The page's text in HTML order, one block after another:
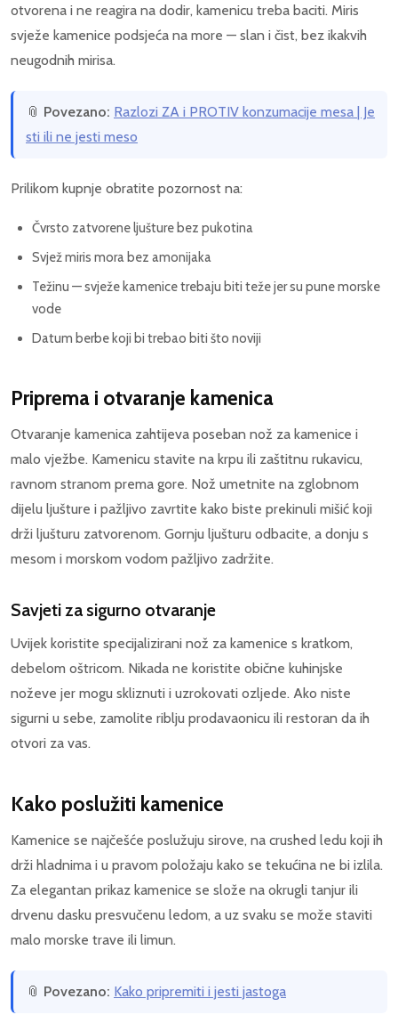
otvorena i ne reagira na dodir, kamenicu treba baciti. Miris
svježe kamenice podsjeća na more — slan i čist, bez ikakvih
neugodnih mirisa.
📎 Povezano: Razlozi ZA i PROTIV konzumacije mesa | Je
sti ili ne jesti meso
Prilikom kupnje obratite pozornost na:
Čvrsto zatvorene ljušture bez pukotina
Svjež miris mora bez amonijaka
Težinu — svježe kamenice trebaju biti teže jer su pune morske
vode
Datum berbe koji bi trebao biti što noviji
Priprema i otvaranje kamenica
Otvaranje kamenica zahtijeva poseban nož za kamenice i
malo vježbe. Kamenicu stavite na krpu ili zaštitnu rukavicu,
ravnom stranom prema gore. Nož umetnite na zglobnom
dijelu ljušture i pažljivo zavrtite kako biste prekinuli mišić koji
drži ljušturu zatvorenom. Gornju ljušturu odbacite, a donju s
mesom i morskom vodom pažljivo zadržite.
Savjeti za sigurno otvaranje
Uvijek koristite specijalizirani nož za kamenice s kratkom,
debelom oštricom. Nikada ne koristite obične kuhinjske
noževe jer mogu skliznuti i uzrokovati ozljede. Ako niste
sigurni u sebe, zamolite riblju prodavaonicu ili restoran da ih
otvori za vas.
Kako poslužiti kamenice
Kamenice se najčešće poslužuju sirove, na crushed ledu koji ih
drži hladnima i u pravom položaju kako se tekućina ne bi izlila.
Za elegantan prikaz kamenice se slože na okrugli tanjur ili
drvenu dasku presvučenu ledom, a uz svaku se može staviti
malo morske trave ili limun.
📎 Povezano: Kako pripremiti i jesti jastoga